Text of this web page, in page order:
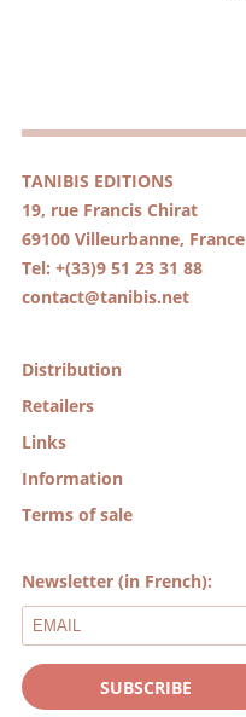
TANIBIS EDITIONS
19, rue Francis Chirat
69100 Villeurbanne, France
Tel: +(33)9 51 23 31 88
contact@tanibis.net
Distribution
Retailers
Links
Information
Terms of sale
Newsletter (in French):
SUBSCRIBE